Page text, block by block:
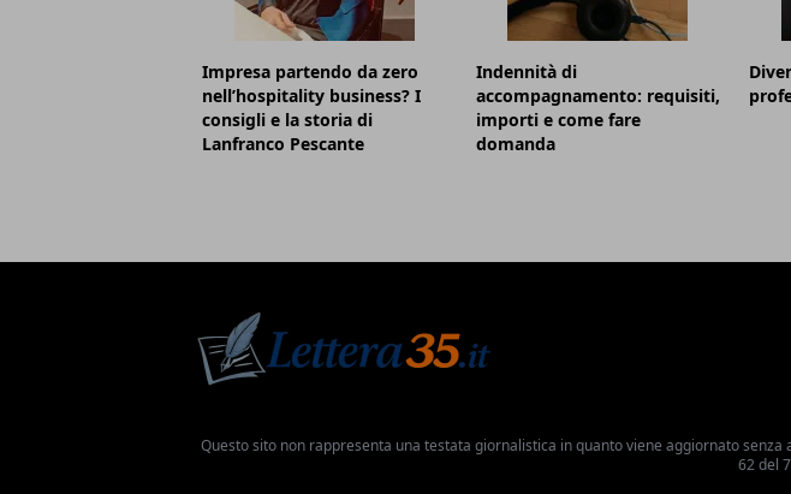
Impresa partendo da zero
nell’hospitality business? I
consigli e la storia di
Lanfranco Pescante
Indennità di
accompagnamento: requisiti,
importi e come fare
domanda
Questo sito non rappresenta una testata giornalistica in quanto viene aggiornato
62 del